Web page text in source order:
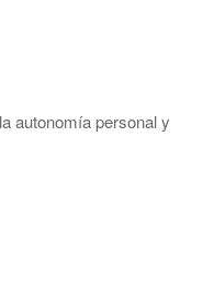
autonomía personal y